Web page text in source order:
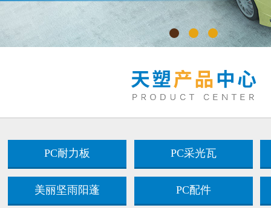
PC耐力板 PC采光瓦
美丽坚雨阳蓬 PC配件